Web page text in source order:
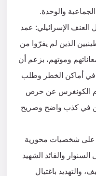
والوحدة.
العنف الإسرائيلي: عمد
الذين لم يفرّوا من
وموتهم، بزعم أن
في أماكن الخطر وطلب
الكونغرس عن حرص
في كذب واضح وصريح
على شخصيات محورية
والقائد الشهيد
والتهديد باغتيال